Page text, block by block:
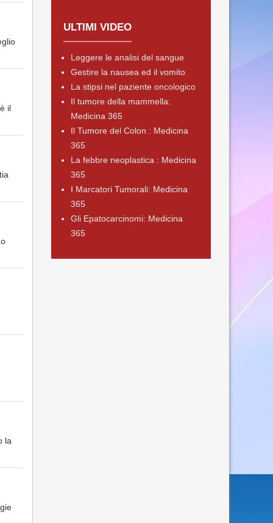
il
la
ULTIMI VIDEO
Leggere le analisi del sangue
Gestire la nausea ed il vomito
La stipsi nel paziente oncologico
Il tumore della mammella:
Medicina 365
Il Tumore del Colon : Medicina
365
La febbre neoplastica : Medicina
365
I Marcatori Tumorali: Medicina
365
Gli Epatocarcinomi: Medicina
365